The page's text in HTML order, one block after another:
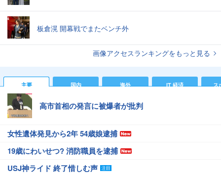
板倉滉 開幕戦でまたベンチ外
画像アクセスランキングをもっと見る
主要 国内 海外 IT 経済 ス
高市首相の発言に被爆者が批判
女性遺体発見から2年 54歳娘逮捕
19歳にわいせつ? 消防職員を逮捕
USJ神ライド 終了惜しむ声